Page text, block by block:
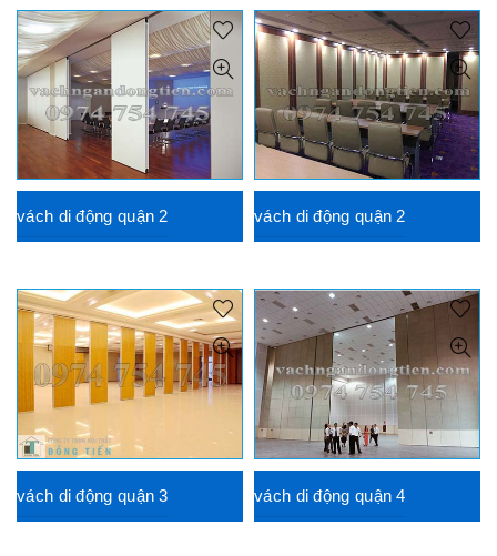
vách di động quận 2 vách di động quận 2
vách di động quận 3 vách di động quận 4